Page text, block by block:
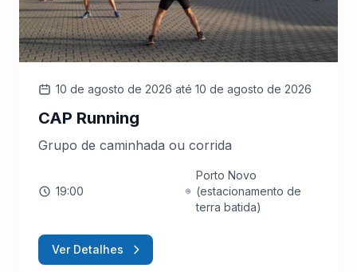
10 de agosto de 2026 até 10 de agosto de 2026
CAP Running
Grupo de caminhada ou corrida
19:00
Porto Novo
(estacionamento de
terra batida)
Ver Detalhes